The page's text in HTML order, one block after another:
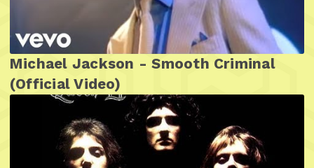
Michael Jackson - Smooth Criminal
(Official Video)